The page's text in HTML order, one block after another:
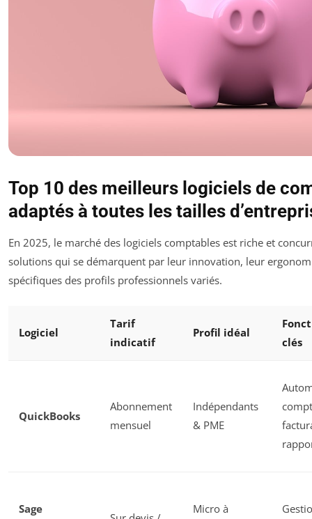
Top 10 des meilleurs logiciels de
adaptés à toutes les tailles
En 2025, le marché des logiciels comptables est riche et
solutions qui se démarquent par leur innovation, leur
spécifiques des profils professionnels variés.
Logiciel
Tarif
indicatif
Profil idéal
clés
QuickBooks
Abonnement
mensuel
Indépendants
& PME
Sage Micro à